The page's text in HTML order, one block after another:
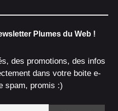
Plumes du Web !
des promotions, des infos
dans votre boite e-
spam, promis :)